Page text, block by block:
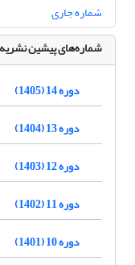
شماره جاری
شماره‌های پیشین نشریه
دوره 14 (1405)
دوره 13 (1404)
دوره 12 (1403)
دوره 11 (1402)
دوره 10 (1401)